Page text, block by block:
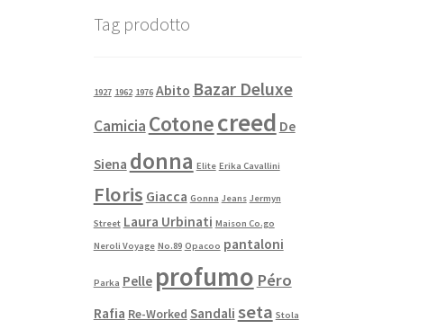
Tag prodotto
1927 1962 1976 Abito Bazar Deluxe
Camicia Cotonecreed De
Siena donna Elite Erika Cavallini
Floris Giacca Gonna Jeans Jermyn
Street Laura Urbinati Maison Co.go
Neroli Voyage No.89 Opacoo pantaloni
Parka Pelle profumo Péro
Rafia Re-Worked Sandali seta Stola